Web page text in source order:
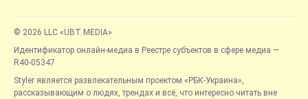
© 2026 LLC «UBT MEDIA»
Идентификатор онлайн-медиа в Реестре субъектов в сфере медиа —
R40-05347
Styler является развлекательным проектом «РБК-Украина»,
рассказывающим о людях, трендах и всё, что интересно читать вне